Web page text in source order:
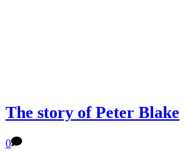
The story of Peter Blake
0